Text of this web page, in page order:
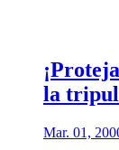
la
Mar. 01,